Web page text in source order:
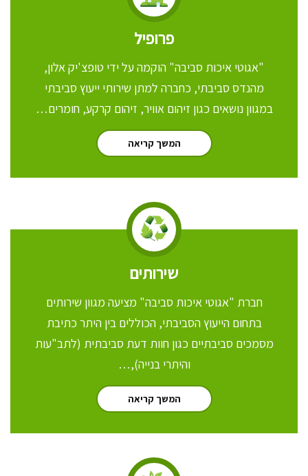
פרופיל
"אגוטי איכות סביבה" הוקמה על ידי טופצ'יק אלון,
מהנדס סביבתי, כחברה למתן שירותי ייעוץ סביבתי
במגוון נושאים כגון זיהום אוויר, זיהום קרקע, חומרים…
המשך קריאה
שירותים
חברת "אגוטי איכות סביבה" מציעה מגוון שירותים
בתחום הייעוץ הסביבתי, הכוללים בין היתר כתיבת
מסמכים סביבתיים כגון חוות דעת סביבתית (לתב"עות
והיתרי בנייה),…
המשך קריאה